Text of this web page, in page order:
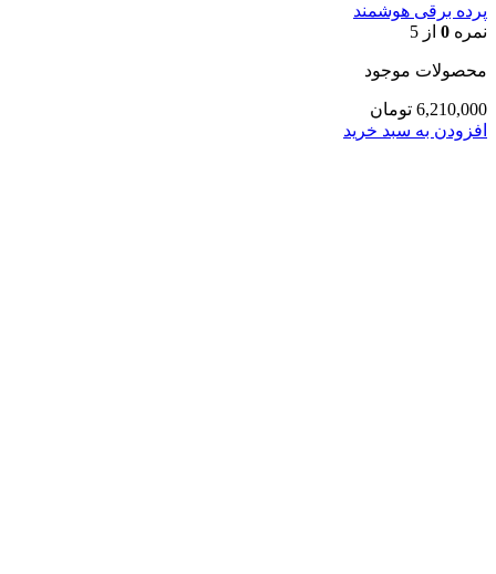
پرده برقی هوشمند
نمره 0 از 5
محصولات موجود
6,210,000 تومان
افزودن به سبد خرید